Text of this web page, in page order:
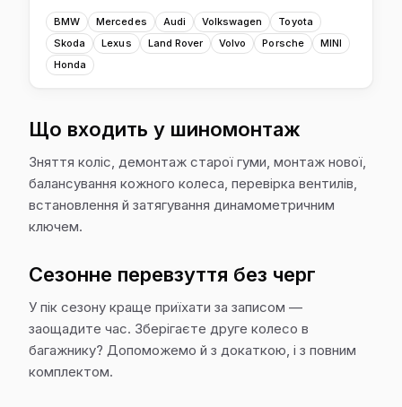
BMW Mercedes Audi Volkswagen
Toyota
Skoda
Lexus Land Rover Volvo Porsche
MINI
Honda
Що входить у шиномонтаж
Зняття коліс, демонтаж старої гуми, монтаж нової,
балансування кожного колеса, перевірка вентилів,
встановлення й затягування динамометричним
ключем.
Сезонне перевзуття без черг
У пік сезону краще приїхати за записом —
заощадите час. Зберігаєте друге колесо в
багажнику? Допоможемо й з докаткою, і з повним
комплектом.